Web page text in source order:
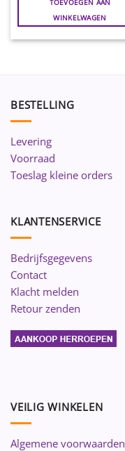
TOEVOEGEN AAN
WINKELWAGEN
BESTELLING
Levering
Voorraad
Toeslag kleine orders
KLANTENSERVICE
Bedrijfsgegevens
Contact
Klacht melden
Retour zenden
VEILIG WINKELEN
Algemene voorwaarden